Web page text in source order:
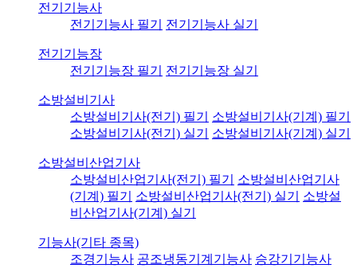
전기기능사
전기기능사 필기
전기기능사 실기
전기기능장
전기기능장 필기
전기기능장 실기
소방설비기사
소방설비기사(전기) 필기
소방설비기사(기계) 필기
소방설비기사(전기) 실기
소방설비기사(기계) 실기
소방설비산업기사
소방설비산업기사(전기) 필기
소방설비산업기사
(기계) 필기
소방설비산업기사(전기) 실기
소방설
비산업기사(기계) 실기
기능사(기타 종목)
조경기능사 공조냉동기계기능사 승강기기능사